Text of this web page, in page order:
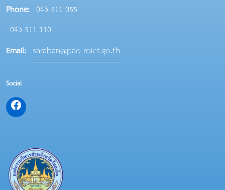
Phone: 043 511 055
043 511 110
Email: saraban@pao-roiet.go.th
Social